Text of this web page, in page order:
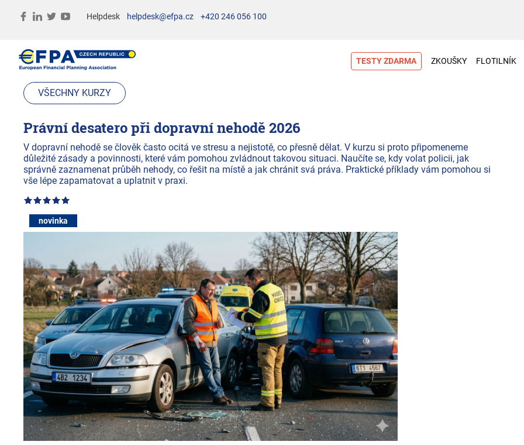
Helpdesk helpdesk@efpa.cz +420 246 056 100
TESTY ZDARMA ZKOUŠKY FLOTILNÍK
VŠECHNY KURZY
Právní desatero při dopravní nehodě 2026
V dopravní nehodě se člověk často ocitá ve stresu a nejistotě, co přesně dělat. V kurzu si proto připomeneme
důležité zásady a povinnosti, které vám pomohou zvládnout takovou situaci. Naučíte se, kdy volat policii, jak
správně zaznamenat průběh nehody, co řešit na místě a jak chránit svá práva. Praktické příklady vám pomohou si
vše lépe zapamatovat a uplatnit v praxi.
novinka